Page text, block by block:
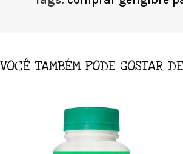
VOCÊ TAMBÉM PODE GOSTAR